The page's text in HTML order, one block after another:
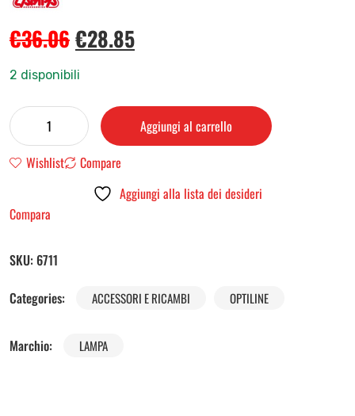
€36.06€28.85
2 disponibili
Aggiungi al carrello
Wishlist
Compare
Aggiungi alla lista dei desideri
Compara
SKU: 6711
Categories:
ACCESSORI E RICAMBI OPTILINE
Marchio: LAMPA